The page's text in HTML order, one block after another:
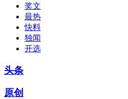
奖文
最热
快料
独闻
开选
头条
原创